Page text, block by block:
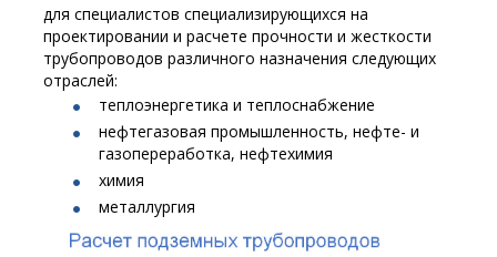
для специалистов специализирующихся на
проектировании и расчете прочности и жесткости
трубопроводов различного назначения следующих
отраслей:
теплоэнергетика и теплоснабжение
нефтегазовая промышленность, нефте- и
газопереработка, нефтехимия
химия
металлургия
Previous